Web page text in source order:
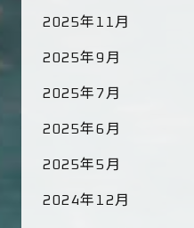
2025年11月
2025年9月
2025年7月
2025年6月
2025年5月
2024年12月